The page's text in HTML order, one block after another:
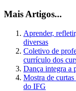
Mais Artigos...
Aprender,
diversas
Coletivo de
currículo dos
Dança integra a
Mostra de
do IFG